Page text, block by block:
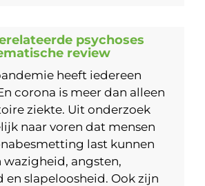
psychoses
review
heeft iedereen
corona is meer dan alleen
ziekte. Uit onderzoek
naar voren dat mensen
last kunnen
wazigheid, angsten,
en slapeloosheid. Ook zijn